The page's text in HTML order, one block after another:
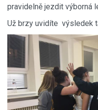
pravidelně jezdit výborná
Už brzy uvidíte výsledek